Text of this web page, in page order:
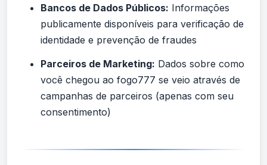
Bancos de Dados Públicos: Informações
publicamente disponíveis para verificação de
identidade e prevenção de fraudes
Parceiros de Marketing: Dados sobre como
você chegou ao fogo777 se veio através de
campanhas de parceiros (apenas com seu
consentimento)